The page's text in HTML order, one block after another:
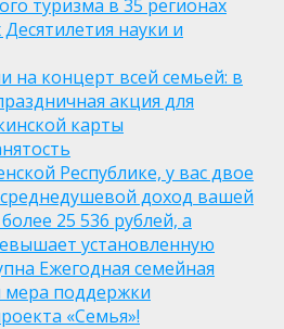
туризма в 35 регионах
науки и
на концерт всей семьей: в
акция для
карты
Республике, у вас двое
доход вашей
25 536 рублей, а
установленную
Ежегодная семейная
поддержки
«Семья»!